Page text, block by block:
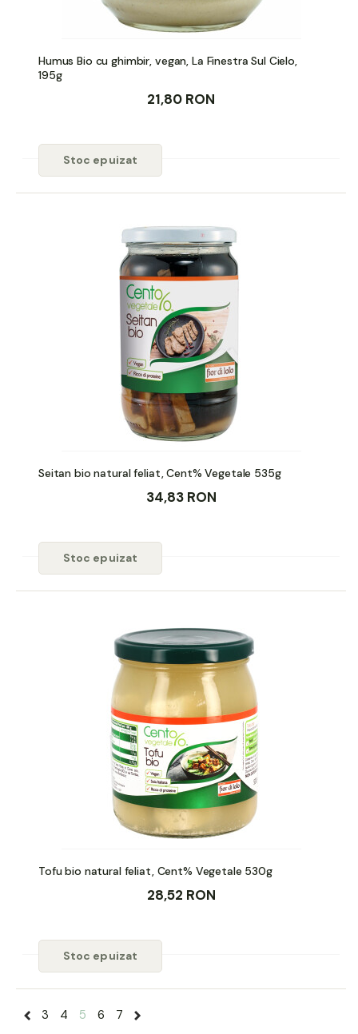
Humus Bio cu ghimbir, vegan, La Finestra Sul Cielo,
195g
21,80 RON
Stoc epuizat
Seitan bio natural feliat, Cent% Vegetale 535g
34,83 RON
Stoc epuizat
Tofu bio natural feliat, Cent% Vegetale 530g
28,52 RON
Stoc epuizat
3 4 5 6
7